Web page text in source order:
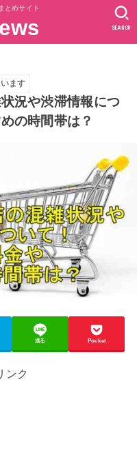
とめサイト
SEARCH
ます
況や渋滞情報につ
の時間帯は？
送る Pocket
ンク